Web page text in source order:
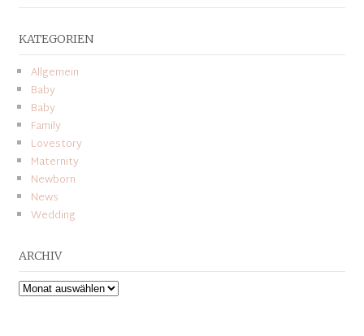
KATEGORIEN
Allgemein
Baby
Baby
Family
Lovestory
Maternity
Newborn
News
Wedding
ARCHIV
Archiv